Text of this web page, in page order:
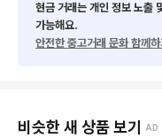
2개 이상 구매시 미리 채
-우체국 택배로 배송합니
-니트와 티셔츠류는 늘어
현금 거래는 개인 정보 노출
가능해요.
안전한 중고거래 문화 함께하
비슷한 새 상품 보기 AD